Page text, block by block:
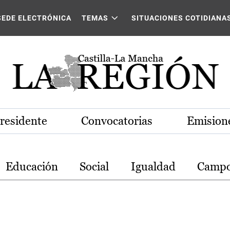
La Mancha
ELECTRÓNICA TEMAS SITUACIONES
Convocatorias
Educación Social Igualdad